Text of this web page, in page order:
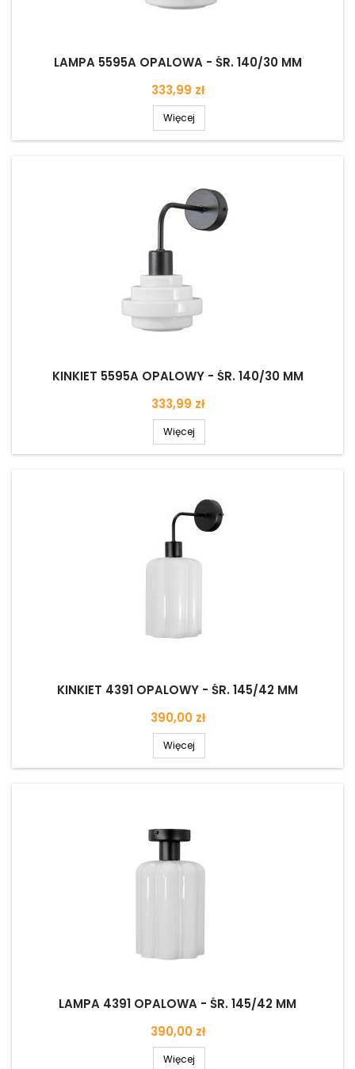
LAMPA 5595A OPALOWA - ŚR. 140/30 MM
Cena
333,99 zł
Więcej
KINKIET 5595A OPALOWY - ŚR. 140/30 MM
Cena
333,99 zł
Więcej
KINKIET 4391 OPALOWY - ŚR. 145/42 MM
Cena
390,00 zł
Więcej
LAMPA 4391 OPALOWA - ŚR. 145/42 MM
Cena
390,00 zł
Więcej